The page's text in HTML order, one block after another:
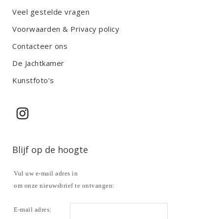
Veel gestelde vragen
Voorwaarden & Privacy policy
Contacteer ons
De Jachtkamer
Kunstfoto’s
Blijf op de hoogte
Vul uw e-mail adres in
om onze nieuwsbrief te ontvangen:
E-mail adres: